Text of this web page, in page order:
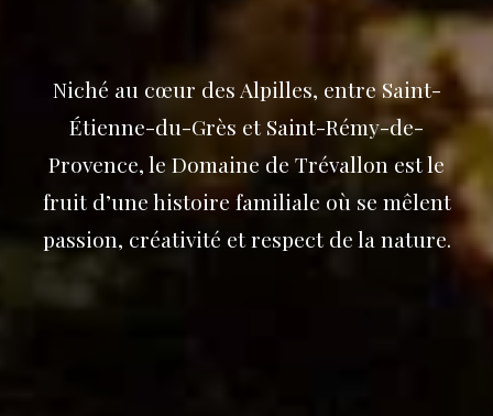
Niché au cœur des Alpilles, entre Saint-
Étienne-du-Grès et Saint-Rémy-de-
Provence, le Domaine de Trévallon est le
fruit d’une histoire familiale où se mêlent
passion, créativité et respect de la nature.